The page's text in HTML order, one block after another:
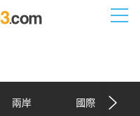
兩岸 國際